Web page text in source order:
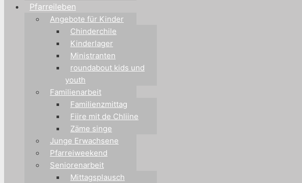
Pfarreileben
Angebote für Kinder
Chinderchile
Kinderlager
Ministranten
roundabout kids und
youth
Familienarbeit
Familienzmittag
Fiire mit de Chliine
Zäme singe
Junge Erwachsene
Pfarreiweekend
Seniorenarbeit
Mittagsplausch